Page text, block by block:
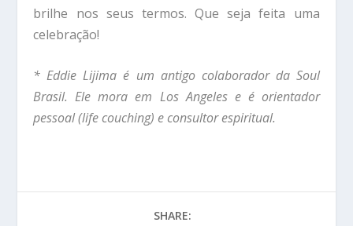
brilhe nos seus termos. Que seja feita uma
celebração!
* Eddie Lijima é um antigo colaborador da Soul
Brasil. Ele mora em Los Angeles e é orientador
pessoal (life couching) e consultor espiritual.
SHARE: